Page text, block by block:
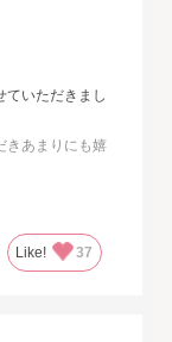
ていただきまし
きあまりにも嬉
とても素敵な
り感謝申し上げ
Like! 37